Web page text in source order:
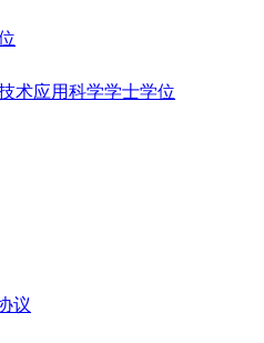
术应用科学学士学位
议